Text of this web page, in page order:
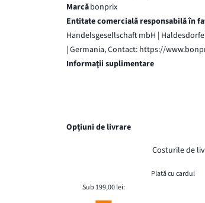
Marcăbonprix
Entitate comercială responsabilă în
Handelsgesellschaft mbH |
| Germania, Contact: https://
Informaţii suplimentare
Opțiuni de livrare
Costurile de
Plată cu cardul
Sub 199,00 lei: